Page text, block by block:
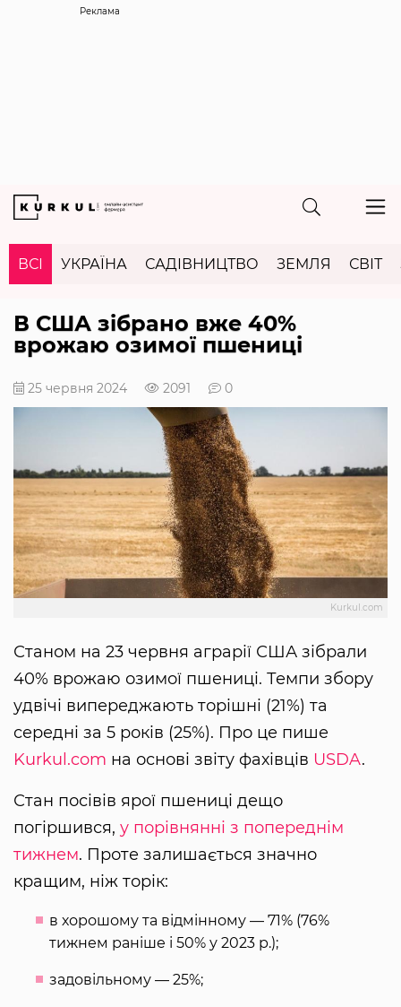
Реклама
ВСІ УКРАЇНА САДІВНИЦТВО ЗЕМЛЯ СВІТ
В США зібрано вже 40%
врожаю озимої пшениці
25 червня 2024 2091 0
Kurkul.com
Станом на 23 червня аграрії США зібрали
40% врожаю озимої пшениці. Темпи збору
удвічі випереджають торішні (21%) та
середні за 5 років (25%). Про це пише
Kurkul.com на основі звіту фахівців USDA.
Стан посівів ярої пшениці дещо
погіршився, у порівнянні з попереднім
тижнем. Проте залишається значно
кращим, ніж торік:
в хорошому та відмінному — 71% (76%
тижнем раніше і 50% у 2023 р.);
задовільному — 25%;